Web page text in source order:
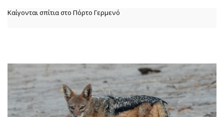
Καίγονται σπίτια στο Πόρτο Γερμενό